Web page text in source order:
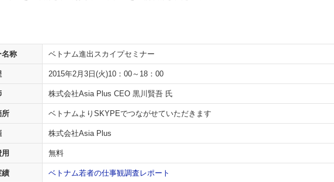
名称 ベトナム進出スカイプセミナー
2015年2月3日(火)10：00～18：00
株式会社Asia Plus CEO 黒川賢吾 氏
所 ベトナムよりSKYPEでつながせていただきます
株式会社Asia Plus
無料
績 ベトナム若者の仕事観調査レポート